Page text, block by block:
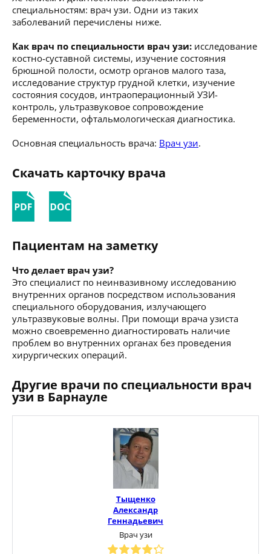
специальностям: врач узи. Одни из таких
заболеваний перечислены ниже.
Как врач по специальности врач узи: исследование
костно-суставной системы, изучение состояния
брюшной полости, осмотр органов малого таза,
исследование структур грудной клетки, изучение
состояния сосудов, интраоперационный УЗИ-
контроль, ультразвуковое сопровождение
беременности, офтальмологическая диагностика.
Основная специальность врача: Врач узи.
Скачать карточку врача
Пациентам на заметку
Что делает врач узи?
Это специалист по неинвазивному исследованию
внутренних органов посредством использования
специального оборудования, излучающего
ультразвуковые волны. При помощи врача узиста
можно своевременно диагностировать наличие
проблем во внутренних органах без проведения
хирургических операций.
Другие врачи по специальности врач
узи в Барнауле
Тыщенко
Александр
Геннадьевич
Врач узи